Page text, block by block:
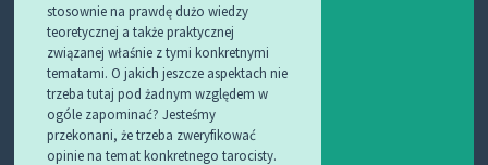
stosownie na prawdę dużo wiedzy
teoretycznej a także praktycznej
związanej właśnie z tymi konkretnymi
tematami. O jakich jeszcze aspektach nie
trzeba tutaj pod żadnym względem w
ogóle zapominać? Jesteśmy
przekonani, że trzeba zweryfikować
opinie na temat konkretnego tarocisty.